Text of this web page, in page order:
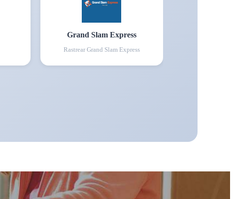
Grand Slam Express
Rastrear Grand Slam Express